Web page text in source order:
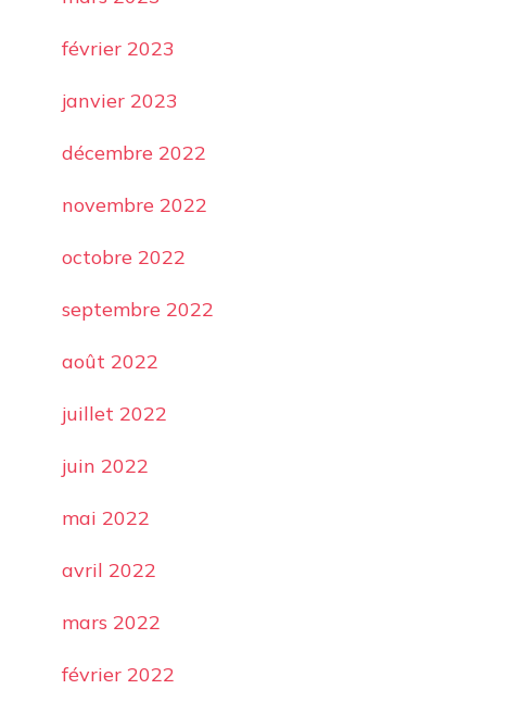
février 2023
janvier 2023
décembre 2022
novembre 2022
octobre 2022
septembre 2022
août 2022
juillet 2022
juin 2022
mai 2022
avril 2022
mars 2022
février 2022